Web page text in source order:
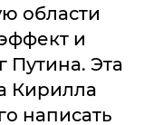
области
и
Путина. Эта
Кирилла
написать